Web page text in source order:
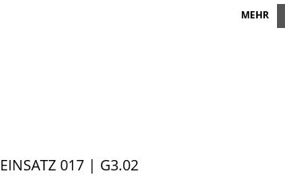
MEHR
EINSATZ 017 | G3.02